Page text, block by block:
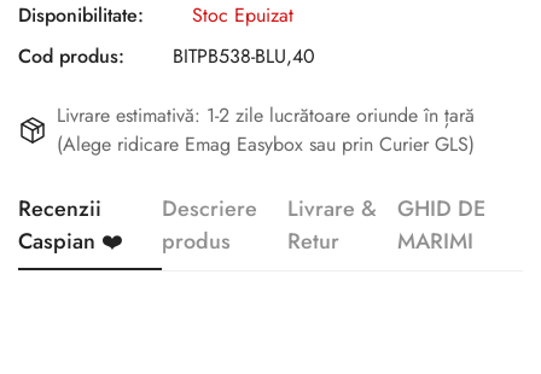
Disponibilitate:
Stoc Epuizat
Cod produs:
BITPB538-BLU,40
Livrare estimativă: 1-2 zile lucrătoare oriunde în țară
(Alege ridicare Emag Easybox sau prin Curier GLS)
Recenzii
Caspian ❤️
Descriere
produs
Livrare &
Retur
GHID DE
MARIMI